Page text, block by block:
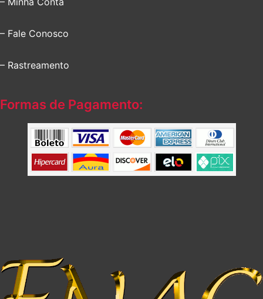
– Fale Conosco
– Rastreamento
Formas de Pagamento: